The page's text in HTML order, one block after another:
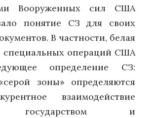
Вооруженных сил США
понятие СЗ для своих
В частности, белая
специальных операций США
определение СЗ:
зоны» определяются
взаимодействие
государством и